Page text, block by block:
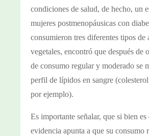
condiciones de salud, de hecho, un
mujeres postmenopáusicas con
consumieron tres diferentes tipos de
vegetales, encontró que después de
de consumo regular y moderado se
perfil de lípidos en sangre
por ejemplo).
Es importante señalar, que si bien
evidencia apunta a que su consumo